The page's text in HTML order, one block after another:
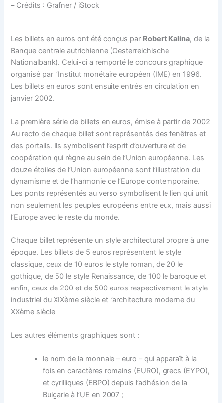
– Crédits : Grafner / iStock
Les billets en euros ont été conçus par Robert Kalina, de la
Banque centrale autrichienne (Oesterreichische
Nationalbank). Celui-ci a remporté le concours graphique
organisé par l’Institut monétaire européen (IME) en 1996.
Les billets en euros sont ensuite entrés en circulation en
janvier 2002.
La première série de billets en euros, émise à partir de 2002
Au recto de chaque billet sont représentés des fenêtres et
des portails. Ils symbolisent l’esprit d’ouverture et de
coopération qui règne au sein de l’Union européenne. Les
douze étoiles de l’Union européenne sont l’illustration du
dynamisme et de l’harmonie de l’Europe contemporaine.
Les ponts représentés au verso symbolisent le lien qui unit
non seulement les peuples européens entre eux, mais aussi
l’Europe avec le reste du monde.
Chaque billet représente un style architectural propre à une
époque. Les billets de 5 euros représentent le style
classique, ceux de 10 euros le style roman, de 20 le
gothique, de 50 le style Renaissance, de 100 le baroque et
enfin, ceux de 200 et de 500 euros respectivement le style
industriel du XIXème siècle et l’architecture moderne du
XXème siècle.
Les autres éléments graphiques sont :
le nom de la monnaie – euro – qui apparaît à la
fois en caractères romains (EURO), grecs (EYPO),
et cyrilliques (EBPO) depuis l’adhésion de la
Bulgarie à l’UE en 2007 ;